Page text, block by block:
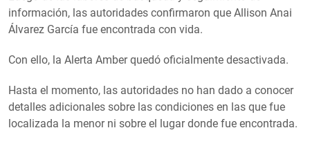
información, las autoridades confirmaron que Allison Anai
Álvarez García fue encontrada con vida.
Con ello, la Alerta Amber quedó oficialmente desactivada.
Hasta el momento, las autoridades no han dado a conocer
detalles adicionales sobre las condiciones en las que fue
localizada la menor ni sobre el lugar donde fue encontrada.